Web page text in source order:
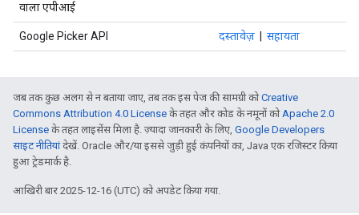
वाला एपीआई
Google Picker API दस्तावेज़ सहायता
जब तक कुछ अलग से न बताया जाए, तब तक इस पेज की सामग्री कोCreative
Commons Attribution 4.0 License के तहत और कोड के नमूनों कोApache 2.0
License के तहत लाइसेंस मिला है. ज़्यादा जानकारी के लिए, Google Developers
साइट नीतियांदेखें. Oracle और/या इससे जुड़ी हुई कंपनियों का, Java एक रजिस्टर किया
हुआ ट्रेडमार्क है.
आखिरी बार 2025-12-16 (UTC) को अपडेट किया गया.